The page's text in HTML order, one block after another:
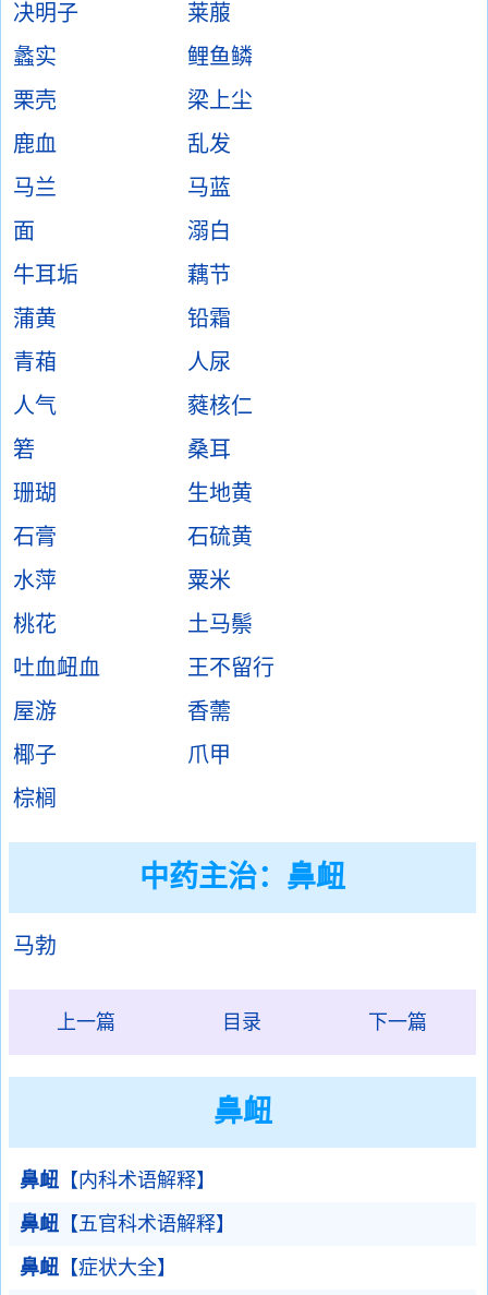
决明子
莱菔
蠡实
鲤鱼鳞
栗壳
梁上尘
鹿血
乱发
马兰
马蓝
面
溺白
牛耳垢
藕节
蒲黄
铅霜
青葙
人尿
人气
蕤核仁
箬
桑耳
珊瑚
生地黄
石膏
石硫黄
水萍
粟米
桃花
土马鬃
吐血衄血
王不留行
屋游
香薷
椰子
爪甲
棕榈
中药主治：鼻衄
马勃
上一篇 目录 下一篇
鼻衄
鼻衄 【内科术语解释】
鼻衄 【五官科术语解释】
鼻衄 【症状大全】